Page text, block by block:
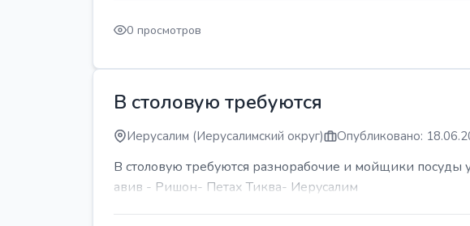
0 просмотров
В столовую требуются
Иерусалим (Иерусалимский округ) Опубликовано:
В столовую требуются разнорабочие и мойщики посуды
авив - Ришон- Петах Тиква- Иерусалим